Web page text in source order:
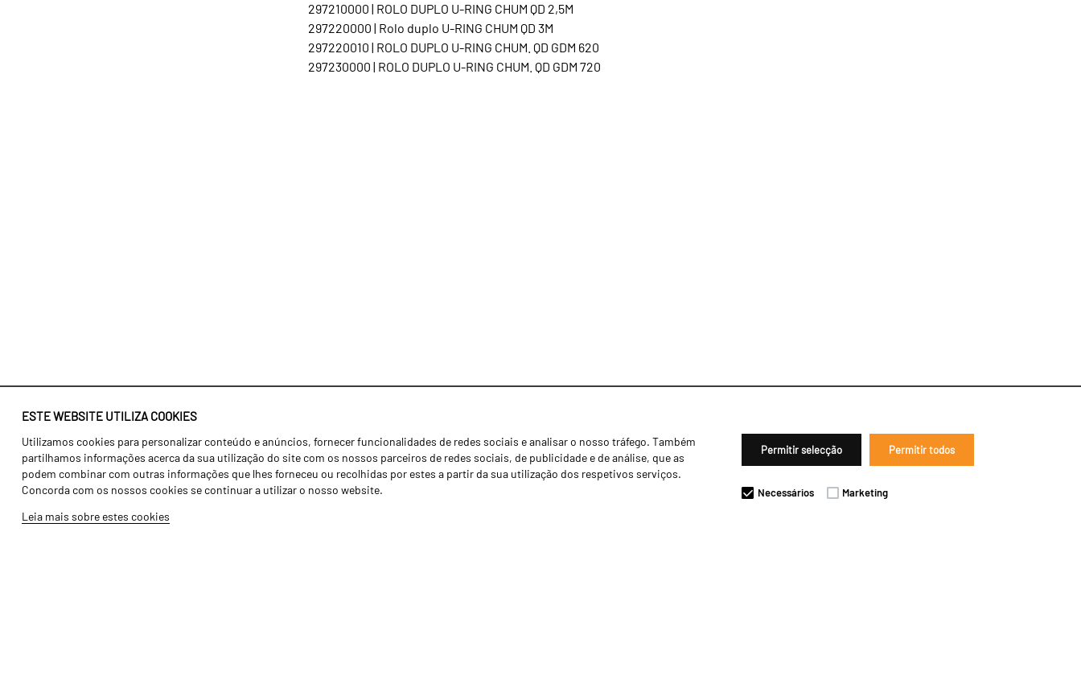
ESTE WEBSITE UTILIZA COOKIES
Utilizamos cookies para personalizar conteúdo e anúncios, fornecer funcionalidades de redes sociais e analisar o nosso tráfego. Também
partilhamos informações acerca da sua utilização do site com os nossos parceiros de redes sociais, de publicidade e de análise, que as
podem combinar com outras informações que lhes forneceu ou recolhidas por estes a partir da sua utilização dos respetivos serviços.
Concorda com os nossos cookies se continuar a utilizar o nosso website.
Leia mais sobre estes cookies
Permitir selecção Permitir todos
Necessários Marketing
297210000 | ROLO DUPLO U-RING CHUM QD 2,5M
297220000 | Rolo duplo U-RING CHUM QD 3M
297220010 | ROLO DUPLO U-RING CHUM. QD GDM 620
297230000 | ROLO DUPLO U-RING CHUM. QD GDM 720
Identidade
História
Fábrica / Produção
Recursos Humanos
Agricultura
Transportes
Gama Floresta
Notícias
Concessionários